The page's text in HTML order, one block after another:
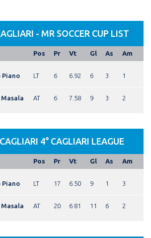
- MR SOCCER CUP LIST
Pos Pr Vt Gl As Am
Piano LT 6 6.92 6 3 1
AT 6 7.58 9 3 2
4° CAGLIARI LEAGUE
Pos Pr Vt Gl As Am
Piano LT 17 6.50 9 1 3
AT 20 6.81 11 6 2